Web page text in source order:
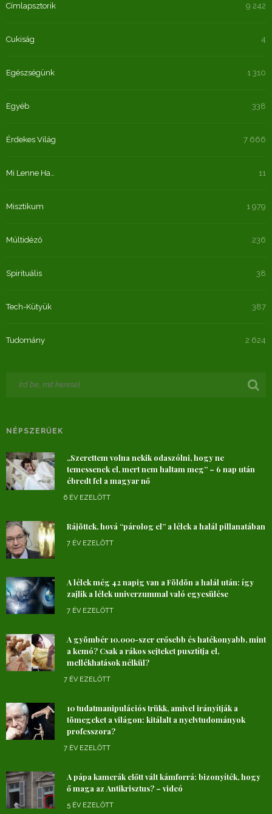
Címlapsztorik 9 242
Cukiság 4
Egészségünk 1 310
Egyéb 338
Érdekes Világ 7 666
Mi Lenne Ha… 11
Misztikum 1 979
Múltidéző 236
Spirituális 38
Tech-Kütyük 387
Tudomány 2 624
NÉPSZERŰEK
„Szerettem volna nekik odaszólni, hogy ne
temessenek el, mert nem haltam meg” – 6 nap után
ébredt fel a magyar nő
6 ÉV EZELŐTT
Rájöttek, hová “párolog el” a lélek a halál pillanatában
7 ÉV EZELŐTT
A lélek még 42 napig van a Földön a halál után: így
zajlik a lélek univerzummal való egyesülése
7 ÉV EZELŐTT
A gyömbér 10.000-szer erősebb és hatékonyabb, mint
a kemó? Csak a rákos sejteket pusztítja el,
mellékhatások nélkül?
7 ÉV EZELŐTT
10 tudatmanipulációs trükk, amivel irányítják a
tömegeket a világon: kitálalt a nyelvtudományok
professzora?
7 ÉV EZELŐTT
A pápa kamerák előtt vált kámforrá: bizonyíték, hogy
ő maga az Antikrisztus? – videó
5 ÉV EZELŐTT